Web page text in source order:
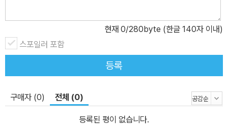
현재 0/280byte (한글 140자 이내)
스포일러 포함
등록
구매자 (0) 전체 (0)
등록된 평이 없습니다.